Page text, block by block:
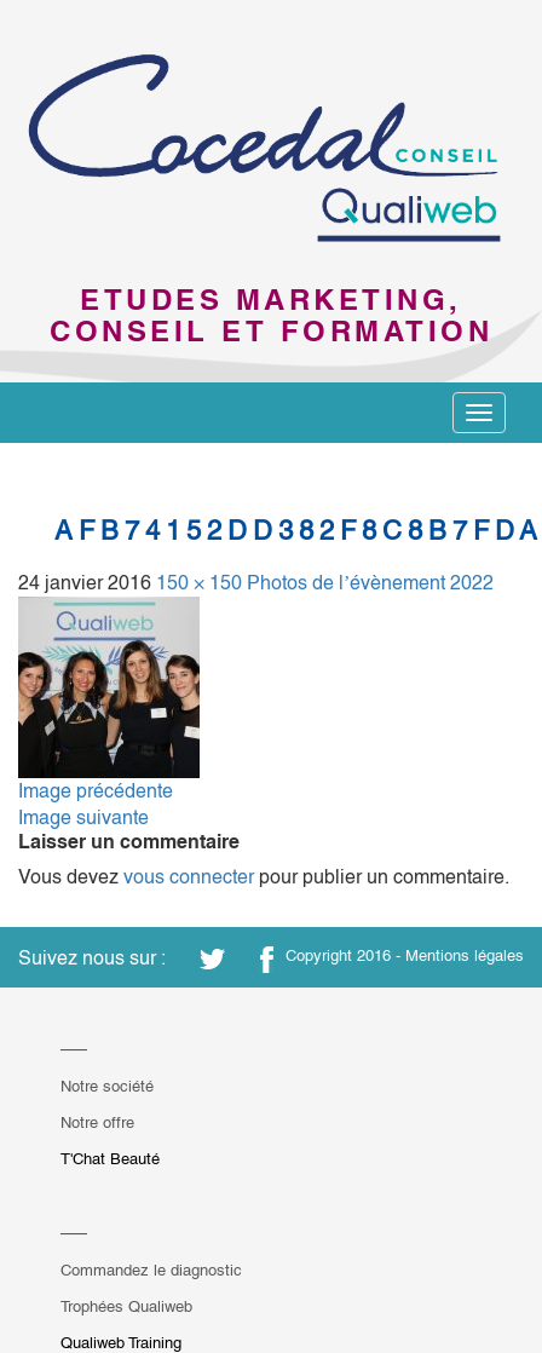
ETUDES MARKETING,
CONSEIL ET FORMATION
Toggle
24 janvier 2016 150 × 150 Photos de l’évènement 2022
Image précédente
Image suivante
Laisser un commentaire
Vous devez vous connecterpour publier un commentaire.
Suivez nous sur : Copyright 2016 - Mentions légales
Notre société
Notre offre
T'Chat Beauté
Commandez le diagnostic
Trophées Qualiweb
Qualiweb Training